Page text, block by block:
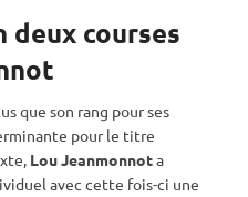
deux courses
que son rang pour ses
pour le titre
, Lou Jeanmonnota
avec cette fois-ci une